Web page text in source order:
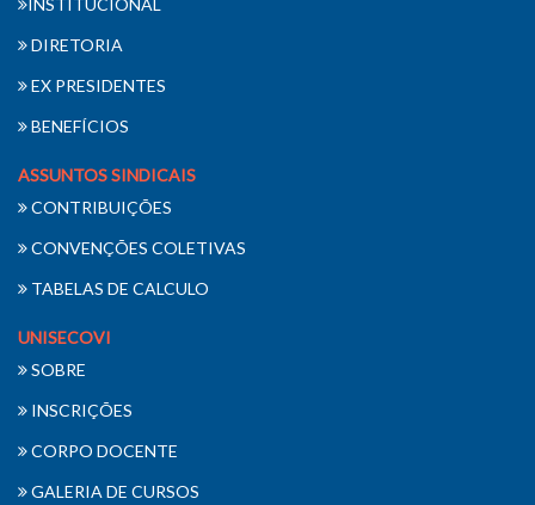
INSTITUCIONAL
DIRETORIA
EX PRESIDENTES
BENEFÍCIOS
ASSUNTOS SINDICAIS
CONTRIBUIÇÕES
CONVENÇÕES COLETIVAS
TABELAS DE CALCULO
UNISECOVI
SOBRE
INSCRIÇÕES
CORPO DOCENTE
GALERIA DE CURSOS